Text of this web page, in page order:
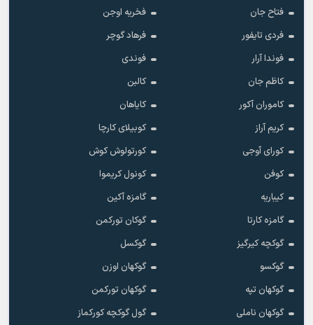
فتاح جان
فخریه اوجن
فردی تایفور
فرهاد گوچر
فوندا آرار
فوندی
کاظم جان
کالبن
کاموران آکور
کایاهان
کریم آراز
کوبیلای کارچا
کورای آوجی
کورتولوش کوش
کوفن
کونول کریموا
کیباریه
گامزه آکین
گامزه کارتا
گوکان تورکمن
گوکچه کیرگیز
گوکسل
گوکسو
گوکهان اوزن
گوکهان تپه
گوکهان تورکمن
گوکهان ناملی
گول گوکچه کورکماز